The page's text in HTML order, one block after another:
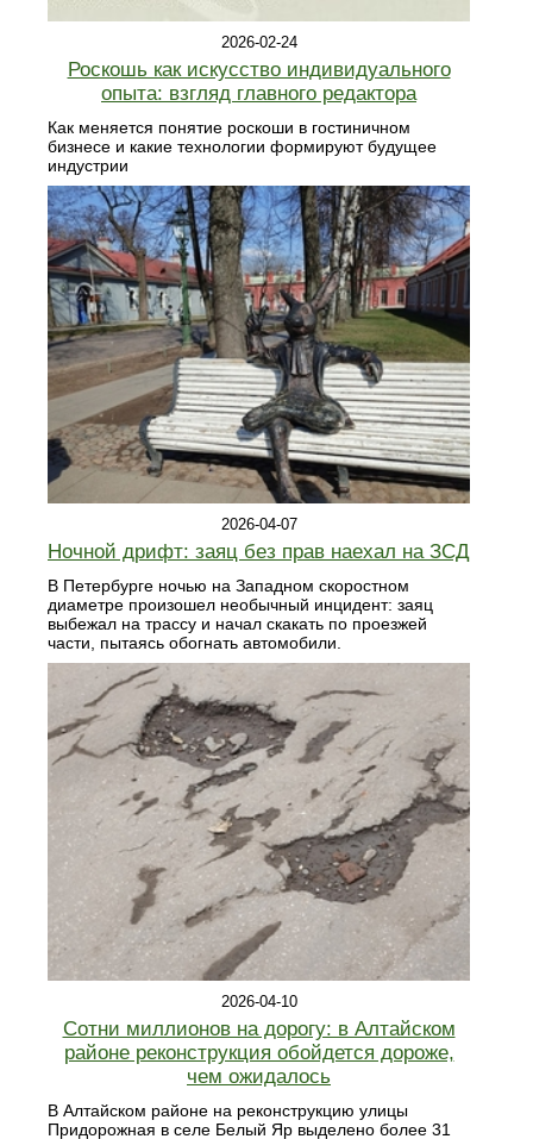
2026-02-24
Роскошь как искусство индивидуального
опыта: взгляд главного редактора
Как меняется понятие роскоши в гостиничном
бизнесе и какие технологии формируют будущее
индустрии
2026-04-07
Ночной дрифт: заяц без прав наехал на ЗСД
В Петербурге ночью на Западном скоростном
диаметре произошел необычный инцидент: заяц
выбежал на трассу и начал скакать по проезжей
части, пытаясь обогнать автомобили.
2026-04-10
Сотни миллионов на дорогу: в Алтайском
районе реконструкция обойдется дороже,
чем ожидалось
В Алтайском районе на реконструкцию улицы
Придорожная в селе Белый Яр выделено более 31